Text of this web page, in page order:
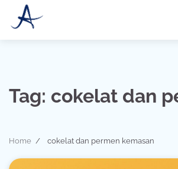
Tag: cokelat dan
Home cokelat dan permen kemasan